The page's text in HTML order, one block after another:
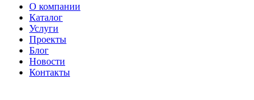
О компании
Каталог
Услуги
Проекты
Блог
Новости
Контакты